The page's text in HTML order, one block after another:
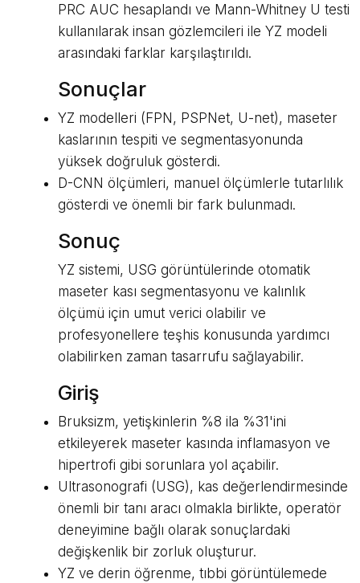
PRC AUC hesaplandı ve Mann-Whitney U testi
kullanılarak insan gözlemcileri ile YZ modeli
arasındaki farklar karşılaştırıldı.
Sonuçlar
YZ modelleri (FPN, PSPNet, U-net), maseter
kaslarının tespiti ve segmentasyonunda
yüksek doğruluk gösterdi.
D-CNN ölçümleri, manuel ölçümlerle tutarlılık
gösterdi ve önemli bir fark bulunmadı.
Sonuç
YZ sistemi, USG görüntülerinde otomatik
maseter kası segmentasyonu ve kalınlık
ölçümü için umut verici olabilir ve
profesyonellere teşhis konusunda yardımcı
olabilirken zaman tasarrufu sağlayabilir.
Giriş
Bruksizm, yetişkinlerin %8 ila %31'ini
etkileyerek maseter kasında inflamasyon ve
hipertrofi gibi sorunlara yol açabilir.
Ultrasonografi (USG), kas değerlendirmesinde
önemli bir tanı aracı olmakla birlikte, operatör
deneyimine bağlı olarak sonuçlardaki
değişkenlik bir zorluk oluşturur.
YZ ve derin öğrenme, tıbbi görüntülemede